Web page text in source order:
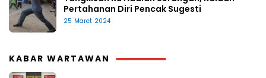
Pertahanan Diri Pencak Sugesti
25 Maret 2024
KABAR WARTAWAN